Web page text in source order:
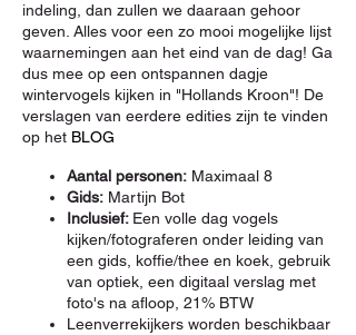
indeling, dan zullen we daaraan gehoor
geven. Alles voor een zo mooi mogelijke lijst
waarnemingen aan het eind van de dag! Ga
dus mee op een ontspannen dagje
wintervogels kijken in "Hollands Kroon"! De
verslagen van eerdere edities zijn te vinden
op het BLOG
Aantal personen: Maximaal 8
Gids: Martijn Bot
Inclusief: Een volle dag vogels
kijken/fotograferen onder leiding van
een gids, koffie/thee en koek, gebruik
van optiek, een digitaal verslag met
foto's na afloop, 21% BTW
Leenverrekijkers worden beschikbaar